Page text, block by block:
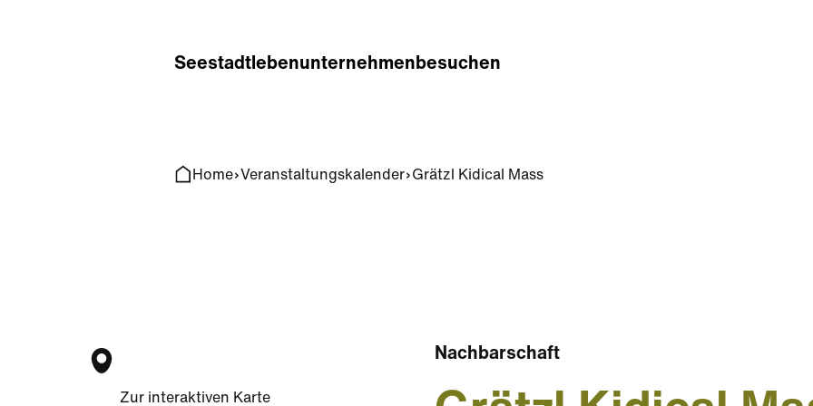
Seestadtlebenunternehmenbesuchen
Home Veranstaltungskalender Grätzl Kidical Mass
Zur interaktiven Karte
Nachbarschaft